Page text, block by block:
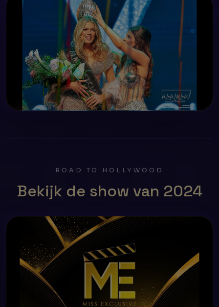
ROAD TO HOLLYWOOD
Bekijk de show van 2024